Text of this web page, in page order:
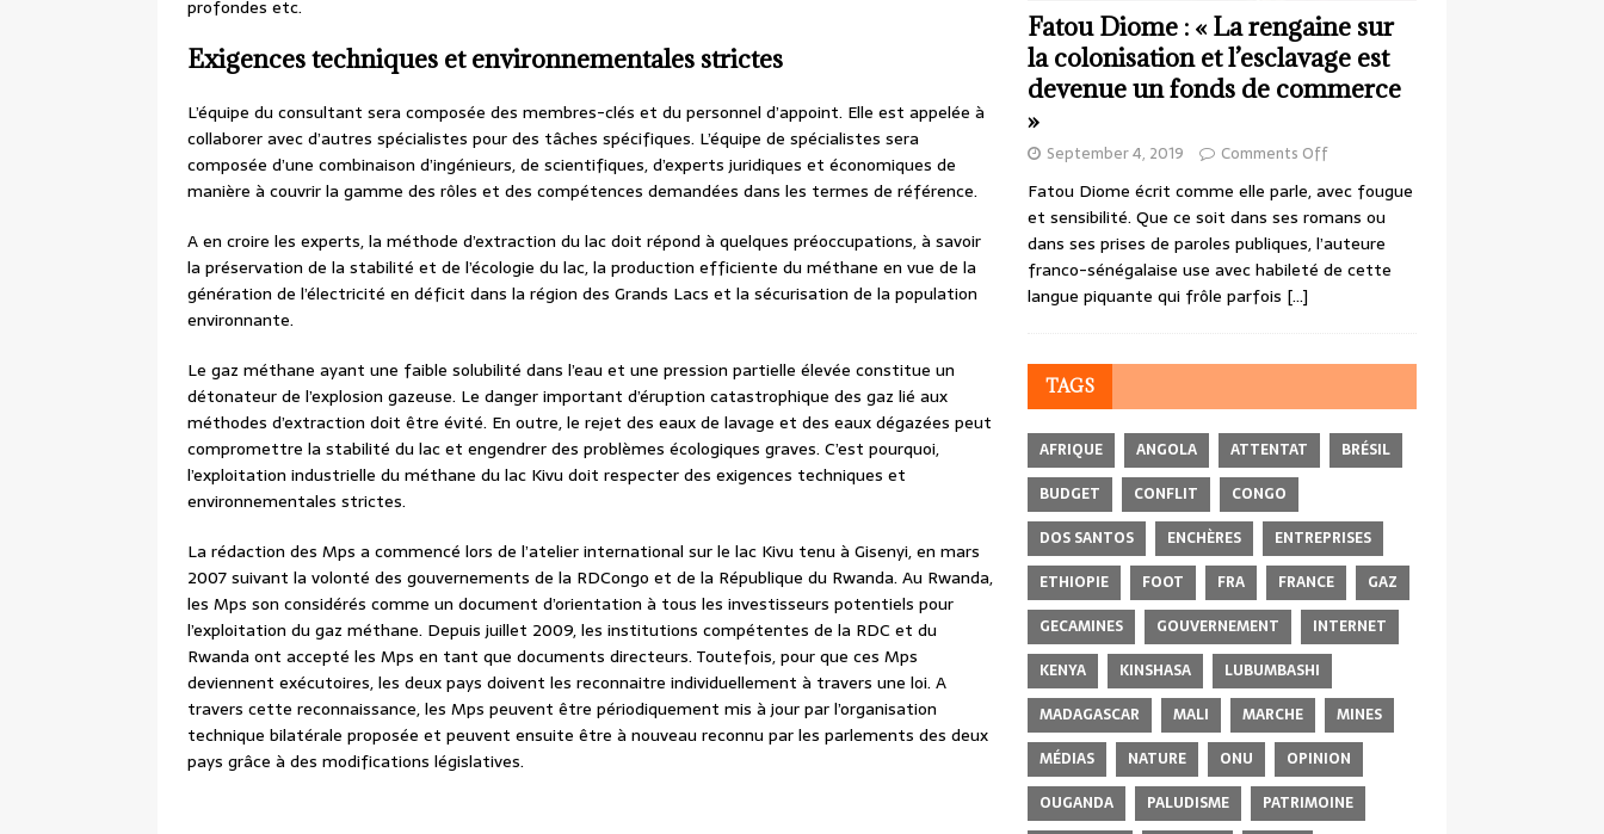
profondes etc.
Exigences techniques et environnementales strictes
L’équipe du consultant sera composée des membres-clés et du personnel d’appoint. Elle est appelée à
collaborer avec d’autres spécialistes pour des tâches spécifiques. L’équipe de spécialistes sera
composée d’une combinaison d’ingénieurs, de scientifiques, d’experts juridiques et économiques de
manière à couvrir la gamme des rôles et des compétences demandées dans les termes de référence.
A en croire les experts, la méthode d’extraction du lac doit répond à quelques préoccupations, à savoir
la préservation de la stabilité et de l’écologie du lac, la production efficiente du méthane en vue de la
génération de l’électricité en déficit dans la région des Grands Lacs et la sécurisation de la population
environnante.
Le gaz méthane ayant une faible solubilité dans l’eau et une pression partielle élevée constitue un
détonateur de l’explosion gazeuse. Le danger important d’éruption catastrophique des gaz lié aux
méthodes d’extraction doit être évité. En outre, le rejet des eaux de lavage et des eaux dégazées peut
compromettre la stabilité du lac et engendrer des problèmes écologiques graves. C’est pourquoi,
l’exploitation industrielle du méthane du lac Kivu doit respecter des exigences techniques et
environnementales strictes.
La rédaction des Mps a commencé lors de l’atelier international sur le lac Kivu tenu à Gisenyi, en mars
2007 suivant la volonté des gouvernements de la RDCongo et de la République du Rwanda. Au Rwanda,
les Mps son considérés comme un document d’orientation à tous les investisseurs potentiels pour
l’exploitation du gaz méthane. Depuis juillet 2009, les institutions compétentes de la RDC et du
Rwanda ont accepté les Mps en tant que documents directeurs. Toutefois, pour que ces Mps
deviennent exécutoires, les deux pays doivent les reconnaitre individuellement à travers une loi. A
travers cette reconnaissance, les Mps peuvent être périodiquement mis à jour par l’organisation
technique bilatérale proposée et peuvent ensuite être à nouveau reconnu par les parlements des deux
pays grâce à des modifications législatives.
Fatou Diome : « La rengaine sur
la colonisation et l’esclavage est
devenue un fonds de commerce
»
September 4, 2019 Comments Off
Fatou Diome écrit comme elle parle, avec fougue
et sensibilité. Que ce soit dans ses romans ou
dans ses prises de paroles publiques, l’auteure
franco-sénégalaise use avec habileté de cette
langue piquante qui frôle parfois […]
TAGS
AFRIQUE ANGOLA ATTENTAT
BRÉSIL
BUDGET
CONFLIT
CONGO
DOS SANTOS
ENCHÈRES
ENTREPRISES
ETHIOPIE
FOOT FRA FRANCE
GAZ
GECAMINES
GOUVERNEMENT
INTERNET
KENYA
KINSHASA
LUBUMBASHI
MADAGASCAR
MALI MARCHE
MINES
MÉDIAS
NATURE ONU
OPINION
OUGANDA
PALUDISME PATRIMOINE